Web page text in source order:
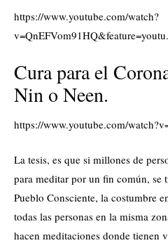
https://www.youtube.com/watch?
Cura para el
Nin o Neen.
https://www.youtube.com/
La tesis, es que si millones de
para meditar por un fin común, se
Pueblo Consciente, la costumbre
todas las personas en la misma
hacen meditaciones donde tienen